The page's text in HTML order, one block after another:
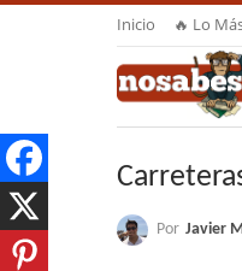
Inicio 🔥 Lo
Por Javier